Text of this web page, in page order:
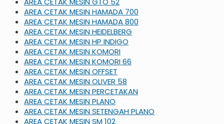
AREA CETAK MESIN HAMADA 700
AREA CETAK MESIN HAMADA 800
AREA CETAK MESIN HEIDELBERG
AREA CETAK MESIN HP INDIGO
AREA CETAK MESIN KOMORI
AREA CETAK MESIN KOMORI 66
AREA CETAK MESIN OFFSET
AREA CETAK MESIN OLIVER 58
AREA CETAK MESIN PERCETAKAN
AREA CETAK MESIN PLANO
AREA CETAK MESIN SETENGAH PLANO
AREA CETAK MESIN SM 102